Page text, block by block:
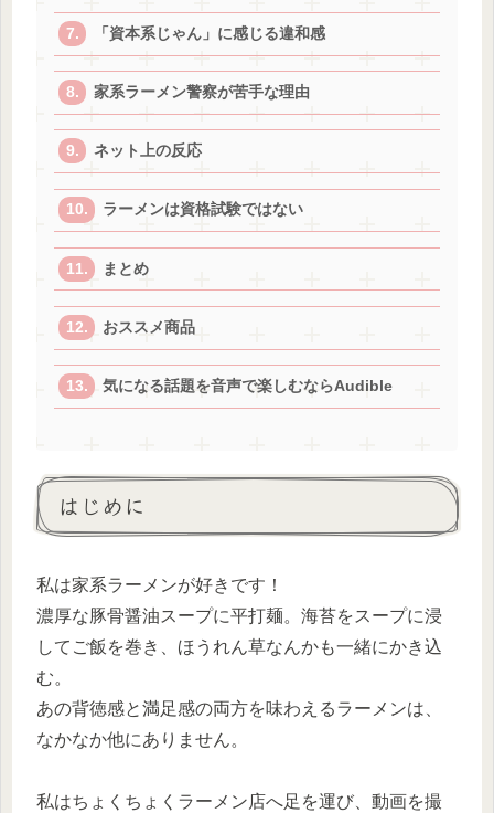
「資本系じゃん」に感じる違和感
家系ラーメン警察が苦手な理由
ネット上の反応
ラーメンは資格試験ではない
まとめ
おススメ商品
気になる話題を音声で楽しむならAudible
はじめに
私は家系ラーメンが好きです！
濃厚な豚骨醤油スープに平打麺。海苔をスープに浸
してご飯を巻き、ほうれん草なんかも一緒にかき込
む。
あの背徳感と満足感の両方を味わえるラーメンは、
なかなか他にありません。
私はちょくちょくラーメン店へ足を運び、動画を撮